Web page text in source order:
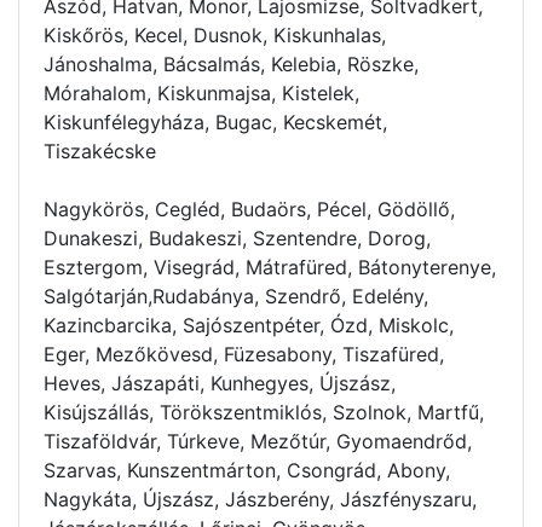
Aszód, Hatvan, Monor, Lajosmizse, Soltvadkert,
Kiskőrös, Kecel, Dusnok, Kiskunhalas,
Jánoshalma, Bácsalmás, Kelebia, Röszke,
Mórahalom, Kiskunmajsa, Kistelek,
Kiskunfélegyháza, Bugac, Kecskemét,
Tiszakécske
Nagykörös, Cegléd, Budaörs, Pécel, Gödöllő,
Dunakeszi, Budakeszi, Szentendre, Dorog,
Esztergom, Visegrád, Mátrafüred, Bátonyterenye,
Salgótarján,Rudabánya, Szendrő, Edelény,
Kazincbarcika, Sajószentpéter, Ózd, Miskolc,
Eger, Mezőkövesd, Füzesabony, Tiszafüred,
Heves, Jászapáti, Kunhegyes, Újszász,
Kisújszállás, Törökszentmiklós, Szolnok, Martfű,
Tiszaföldvár, Túrkeve, Mezőtúr, Gyomaendrőd,
Szarvas, Kunszentmárton, Csongrád, Abony,
Nagykáta, Újszász, Jászberény, Jászfényszaru,